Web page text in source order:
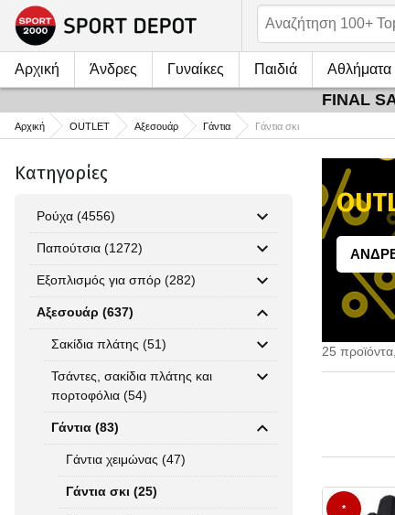
Αρχική Άνδρες Γυναίκες Παιδιά Αθλήματα
FINAL
Αρχική OUTLET Αξεσουάρ Γάντια Γάντια σκι
Κατηγορίες
Ρούχα (4556)
Παπούτσια (1272)
Εξοπλισμός για σπόρ (282)
Αξεσουάρ (637)
Σακίδια πλάτης (51)
Τσάντες, σακίδια πλάτης και
πορτοφόλια (54)
Γάντια (83)
Γάντια χειμώνας (47)
Γάντια σκι (25)
25
*